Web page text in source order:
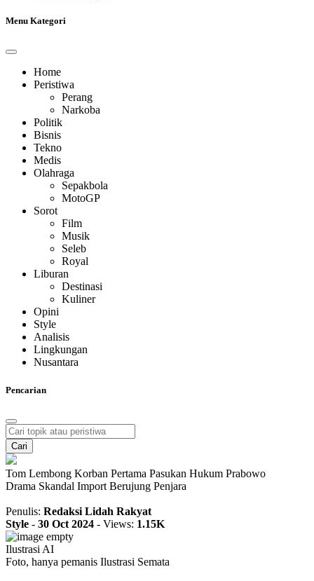
Menu Kategori
Home
Peristiwa
Perang
Narkoba
Politik
Bisnis
Tekno
Medis
Olahraga
Sepakbola
MotoGP
Sorot
Film
Musik
Seleb
Royal
Liburan
Destinasi
Kuliner
Opini
Style
Analisis
Lingkungan
Nusantara
Pencarian
Cari
Tom Lembong Korban Pertama Pasukan Hukum Prabowo
Drama Skandal Import Berujung Penjara
Penulis: Redaksi Lidah Rakyat
Style - 30 Oct 2024 - Views: 1.15K
Ilustrasi AI
Foto, hanya pemanis Ilustrasi Semata